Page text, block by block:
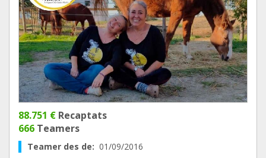
88.751 € Recaptats
666 Teamers
Teamer des de: 01/09/2016